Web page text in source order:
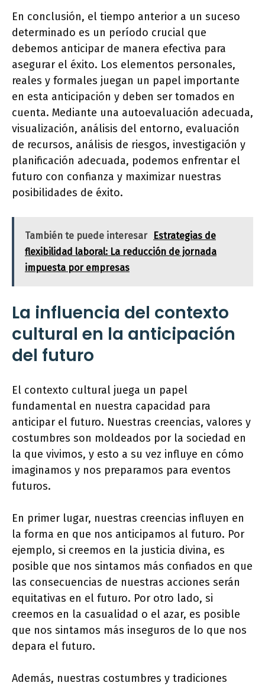
En conclusión, el tiempo anterior a un suceso
determinado es un período crucial que
debemos anticipar de manera efectiva para
asegurar el éxito. Los elementos personales,
reales y formales juegan un papel importante
en esta anticipación y deben ser tomados en
cuenta. Mediante una autoevaluación adecuada,
visualización, análisis del entorno, evaluación
de recursos, análisis de riesgos, investigación y
planificación adecuada, podemos enfrentar el
futuro con confianza y maximizar nuestras
posibilidades de éxito.
También te puede interesar
Estrategias de
flexibilidad laboral: La reducción de jornada
impuesta por empresas
La influencia del contexto
cultural en la anticipación
del futuro
El contexto cultural juega un papel
fundamental en nuestra capacidad para
anticipar el futuro. Nuestras creencias, valores y
costumbres son moldeados por la sociedad en
la que vivimos, y esto a su vez influye en cómo
imaginamos y nos preparamos para eventos
futuros.
En primer lugar, nuestras creencias influyen en
la forma en que nos anticipamos al futuro. Por
ejemplo, si creemos en la justicia divina, es
posible que nos sintamos más confiados en que
las consecuencias de nuestras acciones serán
equitativas en el futuro. Por otro lado, si
creemos en la casualidad o el azar, es posible
que nos sintamos más inseguros de lo que nos
depara el futuro.
Además, nuestras costumbres y tradiciones